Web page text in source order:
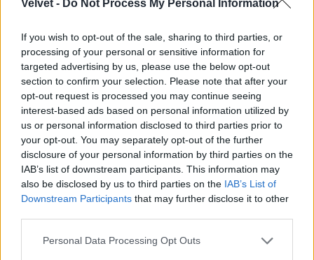
Velvet - Do Not Process My Personal Information
If you wish to opt-out of the sale, sharing to third parties, or
processing of your personal or sensitive information for
targeted advertising by us, please use the below opt-out
section to confirm your selection. Please note that after your
opt-out request is processed you may continue seeing
interest-based ads based on personal information utilized by
us or personal information disclosed to third parties prior to
your opt-out. You may separately opt-out of the further
disclosure of your personal information by third parties on the
IAB’s list of downstream participants. This information may
also be disclosed by us to third parties on the IAB’s List of
Downstream Participants that may further disclose it to other
Please note that this website/app uses one or more Google
Personal Data Processing Opt Outs
Csütörtök este: Lady Gaga a dalszerzők gáláján New
Yorkban
Fotó: D Dipasupil / Europress / Getty #10